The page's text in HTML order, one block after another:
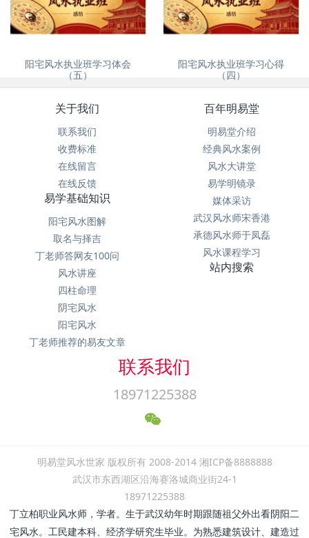
阳宅风水执业班学习体会
（五）
阳宅风水执业班学习心得
（四）
关于我们
联系我们
收费标准
在线留言
在线反馈
百年明易堂
明易堂介绍
经典风水案例
风水大讲堂
易学明镜录
媒体采访
武汉风水师宋香港
承德风水师于凤磊
风水课程学习
易学基础知识
阳宅风水图解
取名与择吉
丁老师答网友100问
风水讲座
四柱命理
阴宅风水
阳宅风水
丁老师推荐的易友文章
站内搜索
联系我们
18971225388
明易堂风水世家 版权所有 2008-2014 湘ICP备8888888
武汉市东西湖区沿海赛洛城商业街24-1
18971225388
丁立柏职业风水师，学者。生于武汉幼年时期跟随祖父外出看阴阳二
宅风水。工民建本科、经济学研究生毕业。为熟悉建筑设计、建造过